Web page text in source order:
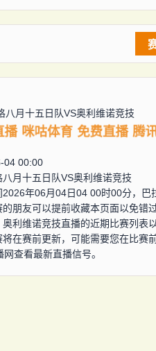
八月十五日队VS奥利维诺竞技
播 咪咕体育 免费直播 腾
04 00:00
八月十五日队VS奥利维诺竞技
2026年06月04日04 00时00分，
朋友可以提前收藏本页面以免错
利维诺竞技直播的近期比赛列表
将在赛前更新，可能需要您在比
查看最新直播信号。